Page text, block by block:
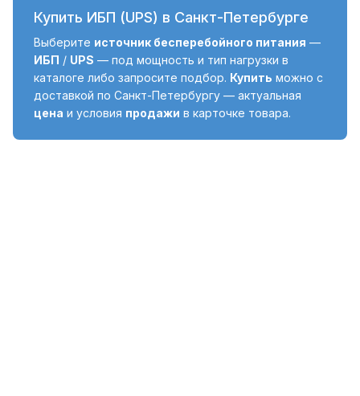
Купить ИБП (UPS) в Санкт-Петербурге
Выберите источник бесперебойного питания —
ИБП / UPS — под мощность и тип нагрузки в
каталоге либо запросите подбор. Купить можно с
доставкой по Санкт-Петербургу — актуальная
цена и условия продажи в карточке товара.